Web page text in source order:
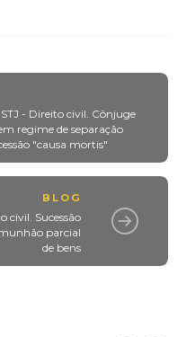
- Direito civil. Cônjuge
regime de separação
"causa mortis"
BLOG
civil. Sucessão
parcial
de bens